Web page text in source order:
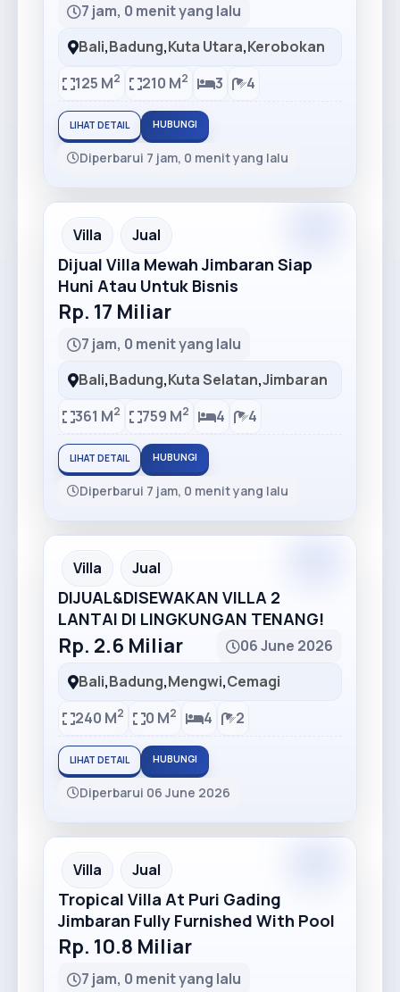
7 jam, 0 menit yang lalu
Bali,Badung,Kuta Utara,Kerobokan
125 M2 210 M2 3 4
LIHAT DETAIL HUBUNGI
Diperbarui 7 jam, 0 menit yang lalu
Recommended
Villa Jual
Dijual Villa Mewah Jimbaran Siap
Huni Atau Untuk Bisnis
Rp. 17 Miliar
7 jam, 0 menit yang lalu
Bali,Badung,Kuta Selatan,Jimbaran
361 M2 759 M2 4 4
LIHAT DETAIL HUBUNGI
Diperbarui 7 jam, 0 menit yang lalu
Recommended
Villa Jual
DIJUAL&DISEWAKAN VILLA 2
LANTAI DI LINGKUNGAN TENANG!
Rp. 2.6 Miliar
06 June 2026
Bali,Badung,Mengwi,Cemagi
240 M2 0 M2 4 2
LIHAT DETAIL HUBUNGI
Diperbarui 06 June 2026
Recommended
Villa Jual
Tropical Villa At Puri Gading
Jimbaran Fully Furnished With Pool
Rp. 10.8 Miliar
7 jam, 0 menit yang lalu